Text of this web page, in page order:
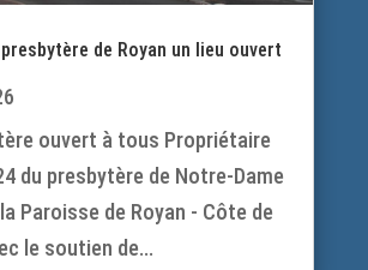
de Royan un lieu ouvert
ouvert à tous Propriétaire
du presbytère de Notre-Dame
Paroisse de Royan - Côte de
le soutien de...